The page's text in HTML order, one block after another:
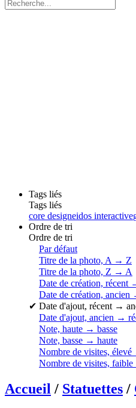
Tags liés
Tags liés
core designeidos interactive
Ordre de tri
Ordre de tri
Par défaut
Titre de la photo, A → Z
Titre de la photo, Z → A
Date de création, récent
Date de création, ancien
✔ Date d'ajout, récent →
Date d'ajout, ancien →
Note, haute → basse
Note, basse → haute
Nombre de visites,
Nombre de visites,
Accueil / Statuettes /